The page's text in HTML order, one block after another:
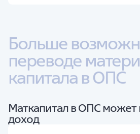
Больше
переводе
капитала в ОПС
Маткапитал в ОПС может
доход